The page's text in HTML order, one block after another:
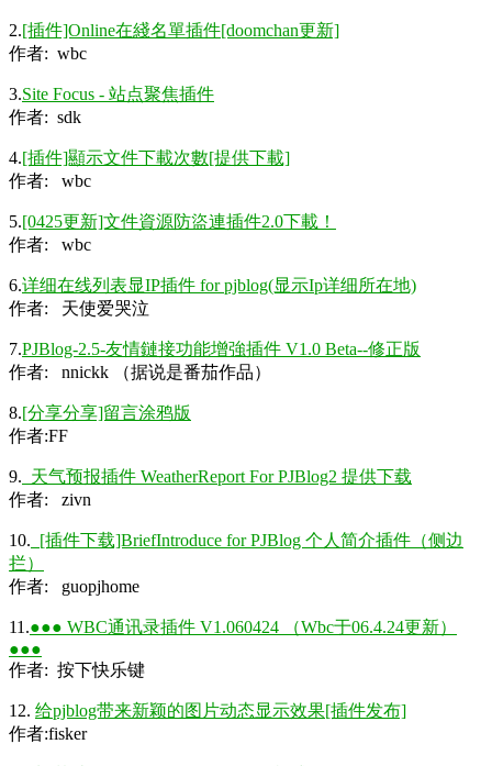
2.[插件]Online在綫名單插件[doomchan更新]
作者: wbc
3.Site Focus - 站点聚焦插件
作者: sdk
4.[插件]顯示文件下載次數[提供下載]
作者: wbc
5.[0425更新]文件資源防盜連插件2.0下載！
作者: wbc
6.详细在线列表显IP插件 for pjblog(显示Ip详细所在地)
作者: 天使爱哭泣
7.PJBlog-2.5-友情鏈接功能增強插件 V1.0 Beta--修正版
作者: nnickk （据说是番茄作品）
8.[分享分享]留言涂鸦版
作者:FF
9. 天气预报插件 WeatherReport For PJBlog2 提供下载
作者: zivn
10. [插件下载]BriefIntroduce for PJBlog 个人简介插件（侧边
拦）
作者: guopjhome
11.●●● WBC通讯录插件 V1.060424 （Wbc于06.4.24更新）
●●●
作者: 按下快乐键
12. 给pjblog带来新颖的图片动态显示效果[插件发布]
作者:fisker